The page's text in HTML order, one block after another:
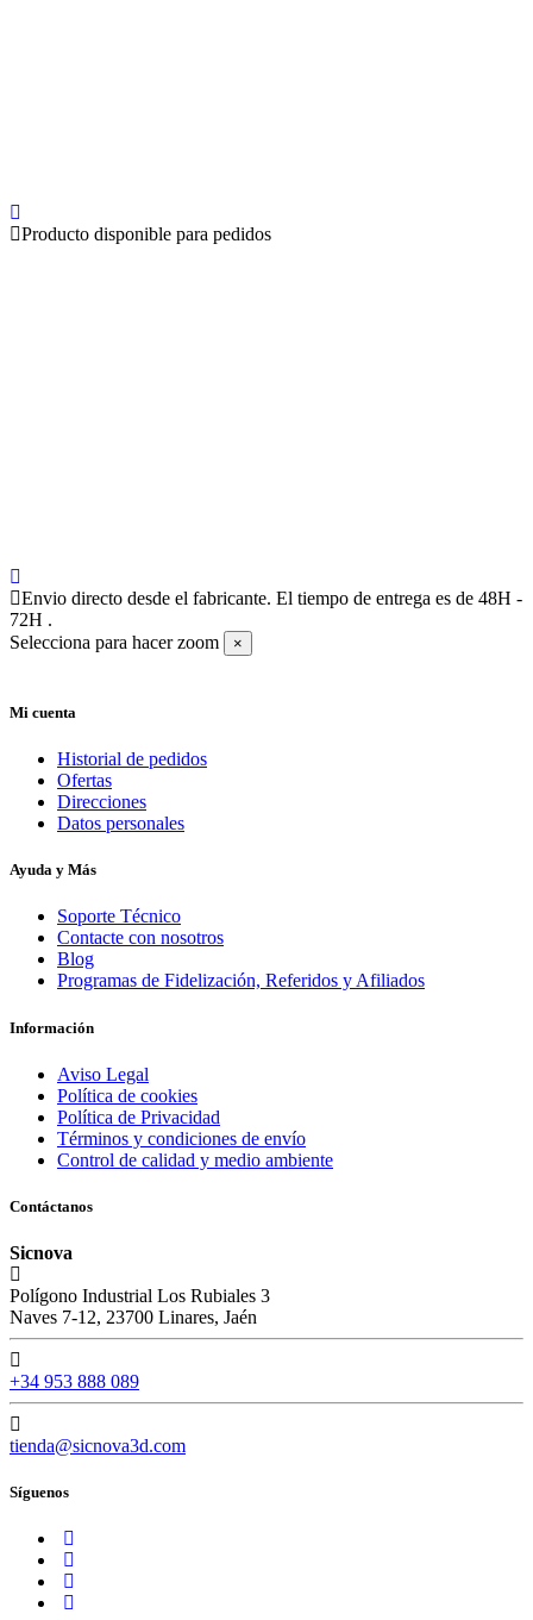
Producto disponible para pedidos
Envio directo desde el fabricante. El tiempo de entrega es de 48H -
72H .
Selecciona para hacer zoom
×
Mi cuenta
Historial de pedidos
Ofertas
Direcciones
Datos personales
Ayuda y Más
Soporte Técnico
Contacte con nosotros
Blog
Programas de Fidelización, Referidos y Afiliados
Información
Aviso Legal
Política de cookies
Política de Privacidad
Términos y condiciones de envío
Control de calidad y medio ambiente
Contáctanos
Sicnova
Polígono Industrial Los Rubiales 3
Naves 7-12, 23700 Linares, Jaén
+34 953 888 089
tienda@sicnova3d.com
Síguenos